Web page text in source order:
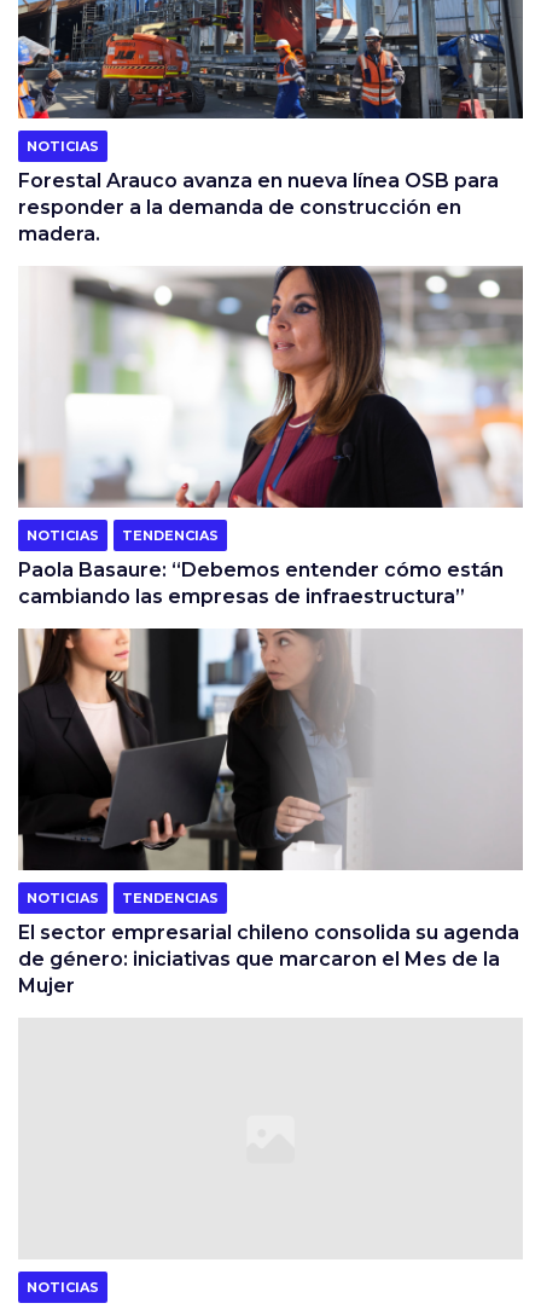
NOTICIAS
Forestal Arauco avanza en nueva línea OSB para
responder a la demanda de construcción en
madera.
NOTICIAS TENDENCIAS
Paola Basaure: “Debemos entender cómo están
cambiando las empresas de infraestructura”
NOTICIAS TENDENCIAS
El sector empresarial chileno consolida su agenda
de género: iniciativas que marcaron el Mes de la
Mujer
NOTICIAS